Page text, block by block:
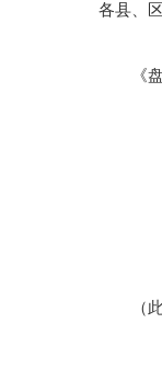
各县、
《盘锦
（此